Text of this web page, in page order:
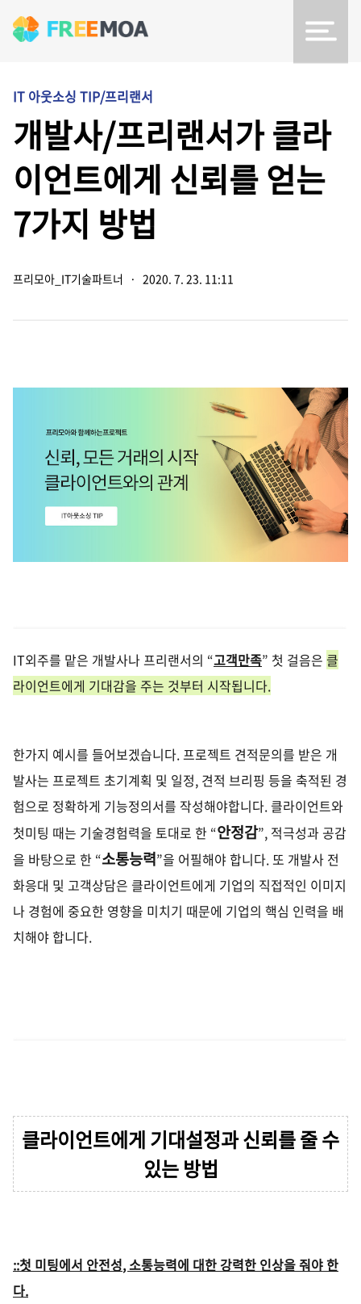
IT 아웃소싱 TIP/프리랜서
개발사/프리랜서가 클라
이언트에게 신뢰를 얻는
7가지 방법
프리모아_IT기술파트너 · 2020. 7. 23. 11:11
IT외주를 맡은 개발사나프리랜서의 “고객만족” 첫 걸음은 클
라이언트에게 기대감을 주는 것부터 시작됩니다.
한가지 예시를 들어보겠습니다. 프로젝트 견적문의를 받은 개
발사는 프로젝트 초기계획 및 일정, 견적 브리핑 등을 축적된 경
험으로 정확하게 기능정의서를 작성해야합니다.클라이언트와
첫미팅 때는 기술경험력을 토대로 한 “안정감”, 적극성과 공감
을 바탕으로 한 “소통능력”을 어필해야 합니다.또 개발사 전
화응대 및 고객상담은 클라이언트에게 기업의 직접적인 이미지
나 경험에 중요한 영향을 미치기 때문에 기업의 핵심 인력을 배
치해야 합니다.
클라이언트에게 기대설정과 신뢰를 줄 수
있는 방법
::첫 미팅에서 안전성,소통능력에 대한 강력한 인상을 줘야 한
다.